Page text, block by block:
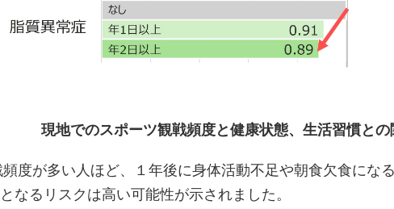
現地でのスポーツ観戦頻度と健康状態、生活習慣との
度が多い人ほど、１年後に身体活動不足や朝食欠食にな
なるリスクは高い可能性が示されました。